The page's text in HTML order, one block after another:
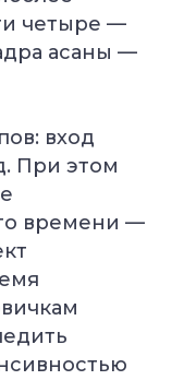
четыре —
асаны —
вход
При этом
времени —